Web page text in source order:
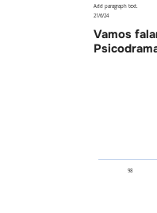
Vamos
21/6/24
Add paragraph text.
98